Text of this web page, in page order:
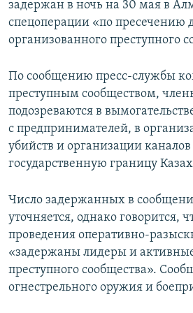
задержан в ночь на 30 мая в
спецоперации «по пресечению
организованного преступного
По сообщению пресс-службы
преступным сообществом,
подозреваются в
с предпринимателей, в
убийств и организации
государственную границу
Число задержанных в
уточняется, однако говорится,
проведения оперативно-
«задержаны лидеры и
преступного сообщества».
огнестрельного оружия и